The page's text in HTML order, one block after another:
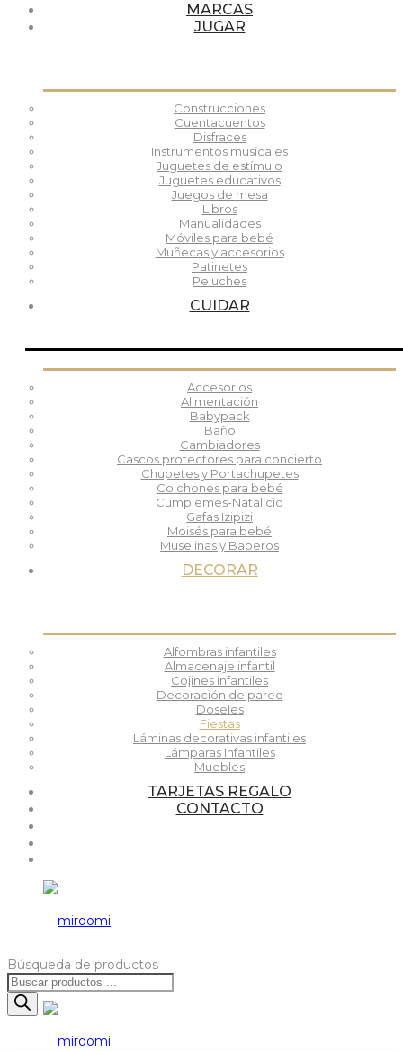
MARCAS
JUGAR
Construcciones
Cuentacuentos
Disfraces
Instrumentos musicales
Juguetes de estímulo
Juguetes educativos
Juegos de mesa
Libros
Manualidades
Móviles para bebé
Muñecas y accesorios
Patinetes
Peluches
CUIDAR
Accesorios
Alimentación
Babypack
Baño
Cambiadores
Cascos protectores para concierto
Chupetes y Portachupetes
Colchones para bebé
Cumplemes-Natalicio
Gafas Izipizi
Moisés para bebé
Muselinas y Baberos
DECORAR
Alfombras infantiles
Almacenaje infantil
Cojines infantiles
Decoración de pared
Doseles
Fiestas
Láminas decorativas infantiles
Lámparas Infantiles
Muebles
TARJETAS REGALO
CONTACTO
Búsqueda de productos